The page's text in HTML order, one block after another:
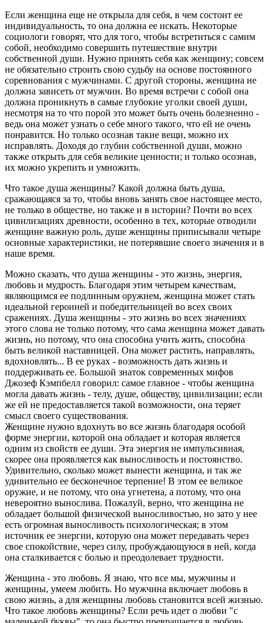
Если женщина еще не открыла для себя, в чем состоит ее
индивидуальность, то она должна ее искать. Некоторые
социологи говорят, что для того, чтобы встретиться с самим
собой, необходимо совершить путешествие внутри
собственной души. Нужно принять себя как женщину; совсем
не обязательно строить свою судьбу на основе постоянного
соревнования с мужчинами. С другой стороны, женщина не
должна зависеть от мужчин. Во время встречи с собой она
должна проникнуть в самые глубокие уголки своей души,
несмотря на то что порой это может быть очень болезненно -
ведь она может узнать о себе много такого, что ей не очень
понравится. Но только осознав такие вещи, можно их
исправлять. Доходя до глубин собственной души, можно
также открыть для себя великие ценности; и только осознав,
их можно укрепить и умножить.
Что такое душа женщины? Какой должна быть душа,
сражающаяся за то, чтобы вновь занять свое настоящее место,
не только в обществе, но также и в истории? Почти во всех
цивилизациях древности, особенно в тех, которые отводили
женщине важную роль, душе женщины приписывали четыре
основные характеристики, не потерявшие своего значения и в
наше время.
Можно сказать, что душа женщины - это жизнь, энергия,
любовь и мудрость. Благодаря этим четырем качествам,
являющимся ее подлинным оружием, женщина может стать
идеальной героиней и победительницей во всех своих
сражениях. Душа женщины - это жизнь во всех значениях
этого слова не только потому, что сама женщина может давать
жизнь, но потому, что она способна учить жить, способна
быть великой наставницей. Она может растить, направлять,
вдохновлять... В ее руках - возможность дать жизнь и
поддерживать ее. Большой знаток современных мифов
Джозеф Кэмпбелл говорил: самое главное - чтобы женщина
могла давать жизнь - телу, душе, обществу, цивилизации; если
же ей не предоставляется такой возможности, она теряет
смысл своего существования.
Женщине нужно вдохнуть во все жизнь благодаря особой
форме энергии, которой она обладает и которая является
одним из свойств ее души. Эта энергия не импульсивная,
скорее она проявляется как выносливость и постоянство.
Удивительно, сколько может вынести женщина, и так же
удивительно ее бесконечное терпение! В этом ее великое
оружие, и не потому, что она угнетена, а потому, что она
невероятно вынослива. Пожалуй, верно, что женщина не
обладает большой физической выносливостью, но зато у нее
есть огромная выносливость психологическая; в этом
источник ее энергии, которую она может передавать через
свое спокойствие, через силу, пробуждающуюся в ней, когда
она сталкивается с болью и преодолевает трудности.
Женщина - это любовь. Я знаю, что все мы, мужчины и
женщины, умеем любить. Но мужчина включает любовь в
свою жизнь, а для женщины любовь становится всей жизнью.
Что такое любовь женщины? Если речь идет о любви "с